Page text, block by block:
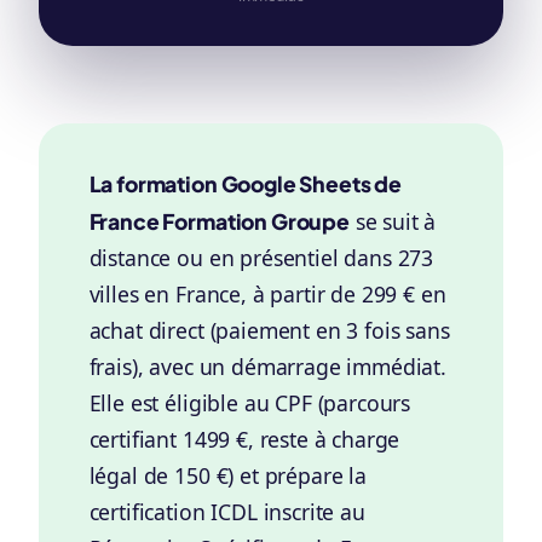
La formation Google Sheets de
France Formation Groupese suit à
distance ou en présentiel dans 273
villes en France, à partir de 299 € en
achat direct (paiement en 3 fois sans
frais), avec un démarrage immédiat.
Elle est éligible au CPF (parcours
certifiant 1499 €, reste à charge
légal de 150 €) et prépare la
certification ICDL inscrite au